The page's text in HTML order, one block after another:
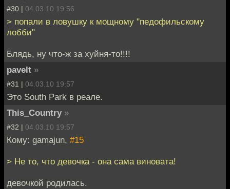
#30 | 04.03.10 19:56
> попали в ловушку к мощному "педофильскому
лобби"
Блядь, ну что-ж за хуйня-то!!!!
pavelt »
#31 | 04.03.10 19:57
Это South Park в реале.
This_Country »
#32 | 04.03.10 19:57
Кому: gamajun, #15
> Не то, что девочка - она сама виновата!
девочкой родилась.